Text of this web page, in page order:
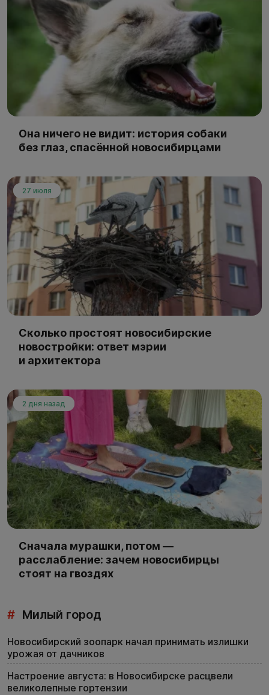
Она ничего не видит: история собаки
без глаз, спасённой новосибирцами
27 июля
Сколько простоят новосибирские
новостройки: ответ мэрии
и архитектора
2 дня назад
Сначала мурашки, потом —
расслабление: зачем новосибирцы
стоят на гвоздях
# Милый город
Новосибирский зоопарк начал принимать излишки
урожая от дачников
Настроение августа: в Новосибирске расцвели
великолепные гортензии